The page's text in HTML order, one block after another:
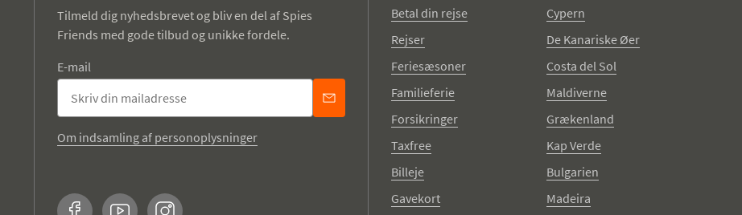
Tilmeld dig nyhedsbrevet og bliv en del af Spies
Friends med gode tilbud og unikke fordele.
E-mail
Om indsamling af personoplysninger
Betal din rejse
Rejser
Feriesæsoner
Familieferie
Forsikringer
Taxfree
Billeje
Gavekort
Cypern
De Kanariske Øer
Costa del Sol
Maldiverne
Grækenland
Kap Verde
Bulgarien
Madeira